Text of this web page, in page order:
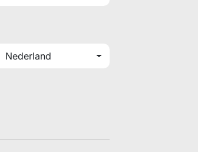
Nederland